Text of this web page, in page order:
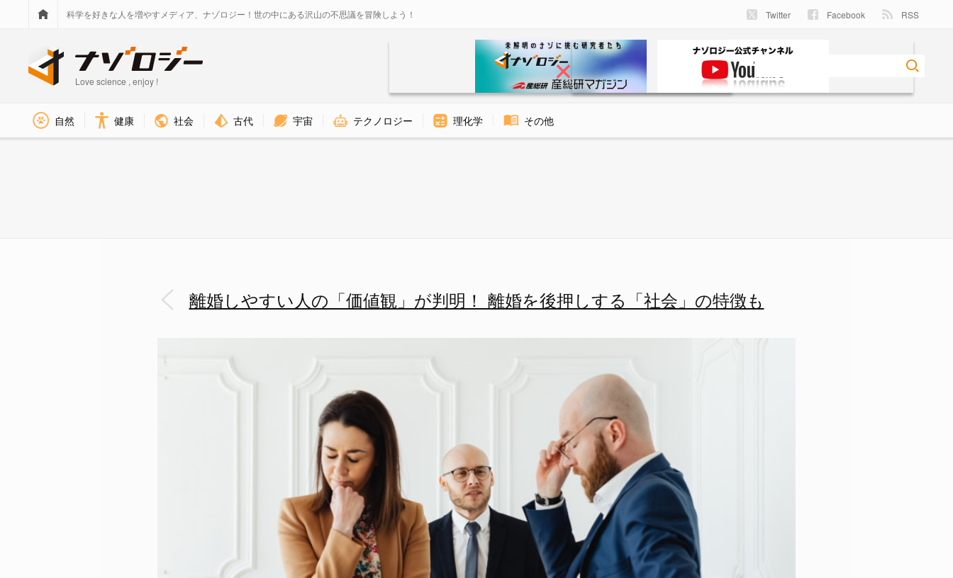
科学を好きな人を増やすメディア、ナゾロジー！世の中にある沢山の不思議を冒険しよう！ Twitter Facebook RSS
Love science , enjoy !
自然 健康 社会 古代 宇宙 テクノロジー 理化学 その他
離婚しやすい人の「価値観」が判明！ 離婚を後押しする「社会」の特徴も